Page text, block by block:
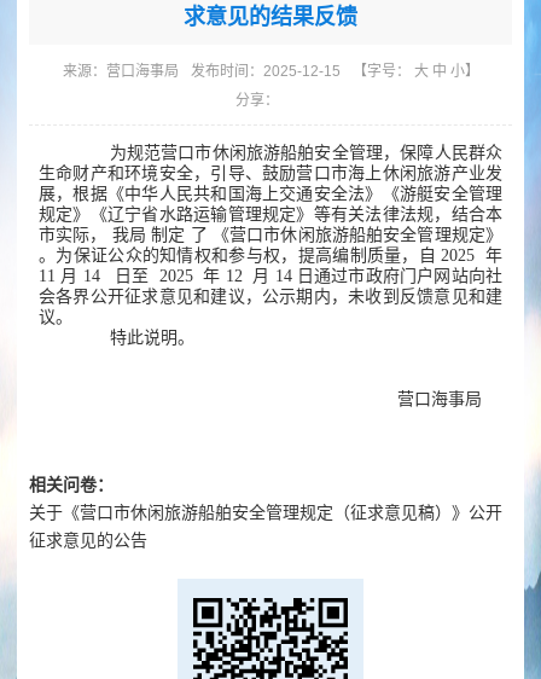
求意见的结果反馈
来源： 营口海事局 发布时间：2025-12-15 【字号： 大 中 小】
分享：
为规范营口市休闲旅游船舶安全管理，保障人民群众
生命财产和环境安全，引导、鼓励营口市海上休闲旅游产业发
展，根据《中华人民共和国海上交通安全法》《游艇安全管理
规定》《辽宁省水路运输管理规定》等有关法律法规，结合本
市实际，
我局 制定 了
《营口市休闲旅游船舶安全管理规定》
。为保证公众的知情权和参与权，提高编制质量，自 2025
年
11 月 14 日至 2025 年 12 月 14 日通过市政府门户网站向社
会各界公开征求意见和建议，公示期内，未收到反馈意见和建
议。
特此说明。
营口海事局
相关问卷：
关于《营口市休闲旅游船舶安全管理规定（征求意见稿）》公开
征求意见的公告